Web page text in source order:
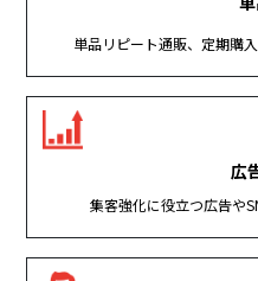
単品リピート通販、定期購
広
集客強化に役立つ広告や